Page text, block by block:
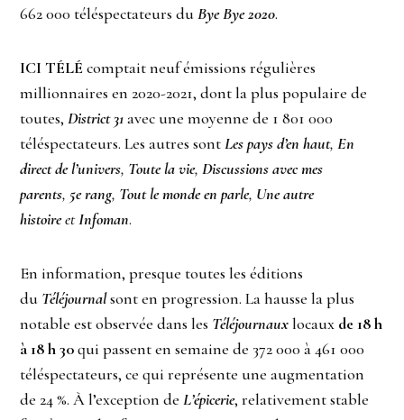
662 000 téléspectateurs duBye Bye 2020.
ICI TÉLÉ comptait neuf émissions régulières
millionnaires en 2020-2021, dont la plus populaire de
toutes,District 31avec une moyenne de 1 801 000
téléspectateurs. Les autres sontLes pays d’en haut,En
direct de l’univers, Toute la vie,Discussions avec mes
parents, 5e rang, Tout le monde en parle, Une autre
histoireetInfoman.
En information, presque toutes les éditions
du Téléjournalsont en progression. La hausse la plus
notable est observée dans les Téléjournauxlocaux de 18 h
à 18 h 30qui passent en semaine de 372 000 à 461 000
téléspectateurs, ce qui représente une augmentation
de 24 %. À l’exception deL’épicerie, relativement stable